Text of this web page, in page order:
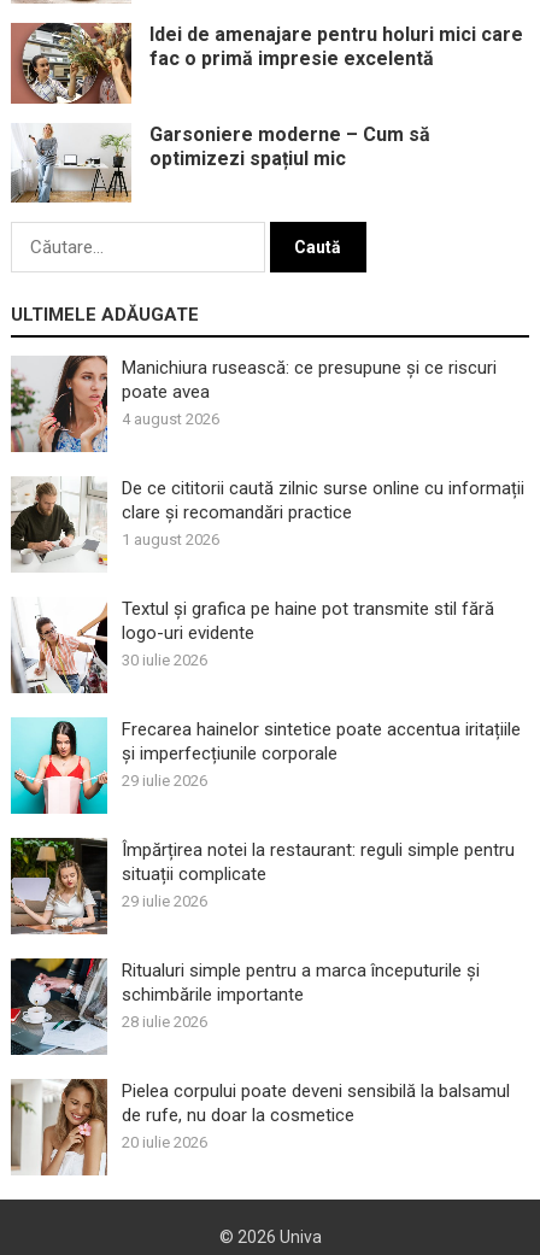
Idei de amenajare pentru holuri mici care
fac o primă impresie excelentă
Garsoniere moderne – Cum să
optimizezi spațiul mic
Caută
ULTIMELE ADĂUGATE
Manichiura rusească: ce presupune și ce riscuri
poate avea
4 august 2026
De ce cititorii caută zilnic surse online cu informații
clare și recomandări practice
1 august 2026
Textul și grafica pe haine pot transmite stil fără
logo-uri evidente
30 iulie 2026
Frecarea hainelor sintetice poate accentua iritațiile
și imperfecțiunile corporale
29 iulie 2026
Împărțirea notei la restaurant: reguli simple pentru
situații complicate
29 iulie 2026
Ritualuri simple pentru a marca începuturile și
schimbările importante
28 iulie 2026
Pielea corpului poate deveni sensibilă la balsamul
de rufe, nu doar la cosmetice
20 iulie 2026
© 2026 Univa